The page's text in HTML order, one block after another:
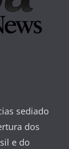
sediado
dos
e do